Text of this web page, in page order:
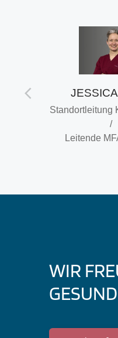
Standortleitung
/
Leitende
WIR